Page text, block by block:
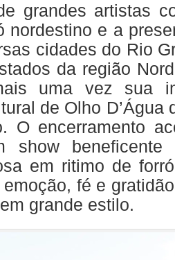
grandes artistas
nordestino e a
cidades do Rio
da região
uma vez sua
de Olho D’Água
O encerramento
show
em ritimo de
fé e
grande estilo.